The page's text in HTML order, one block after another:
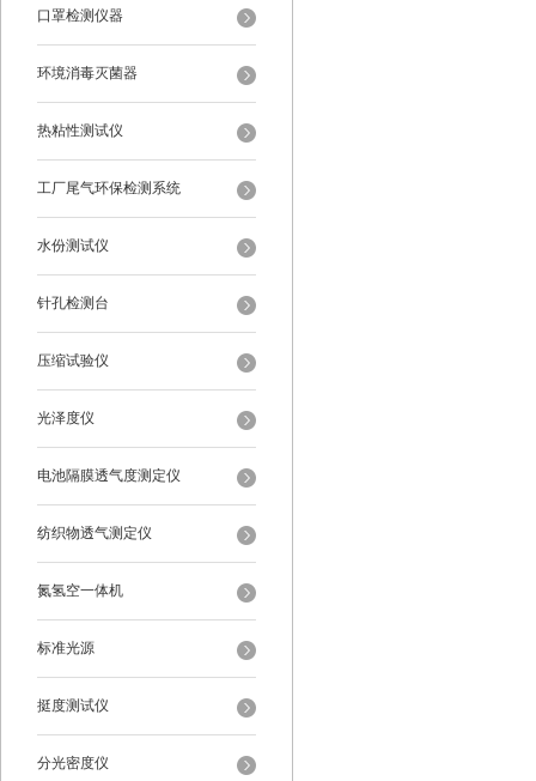
口罩检测仪器
环境消毒灭菌器
热粘性测试仪
工厂尾气环保检测系统
水份测试仪
针孔检测台
压缩试验仪
光泽度仪
电池隔膜透气度测定仪
纺织物透气测定仪
氮氢空一体机
标准光源
挺度测试仪
分光密度仪